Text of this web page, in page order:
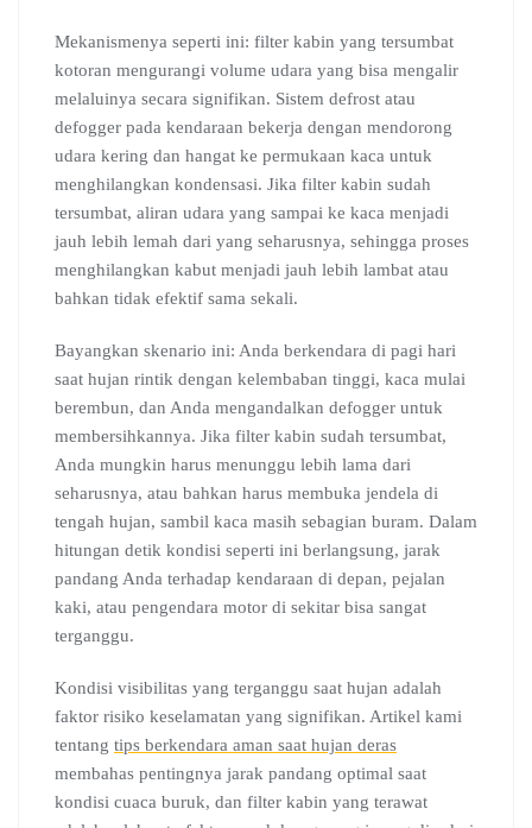
Mekanismenya seperti ini: filter kabin yang tersumbat
kotoran mengurangi volume udara yang bisa mengalir
melaluinya secara signifikan. Sistem defrost atau
defogger pada kendaraan bekerja dengan mendorong
udara kering dan hangat ke permukaan kaca untuk
menghilangkan kondensasi. Jika filter kabin sudah
tersumbat, aliran udara yang sampai ke kaca menjadi
jauh lebih lemah dari yang seharusnya, sehingga proses
menghilangkan kabut menjadi jauh lebih lambat atau
bahkan tidak efektif sama sekali.
Bayangkan skenario ini: Anda berkendara di pagi hari
saat hujan rintik dengan kelembaban tinggi, kaca mulai
berembun, dan Anda mengandalkan defogger untuk
membersihkannya. Jika filter kabin sudah tersumbat,
Anda mungkin harus menunggu lebih lama dari
seharusnya, atau bahkan harus membuka jendela di
tengah hujan, sambil kaca masih sebagian buram. Dalam
hitungan detik kondisi seperti ini berlangsung, jarak
pandang Anda terhadap kendaraan di depan, pejalan
kaki, atau pengendara motor di sekitar bisa sangat
terganggu.
Kondisi visibilitas yang terganggu saat hujan adalah
faktor risiko keselamatan yang signifikan. Artikel kami
tentang tips berkendara aman saat hujan deras
membahas pentingnya jarak pandang optimal saat
kondisi cuaca buruk, dan filter kabin yang terawat